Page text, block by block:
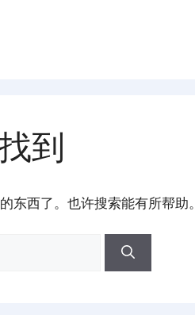
到
东西了。也许搜索能有所帮助。